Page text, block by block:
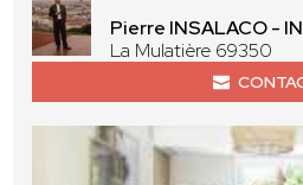
Pierre INSALACO -
La Mulatière 69350